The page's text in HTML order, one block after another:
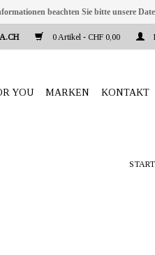
0 Artikel - CHF 0,00
YOU MARKEN KONTAKT
beachten Sie bitte unsere